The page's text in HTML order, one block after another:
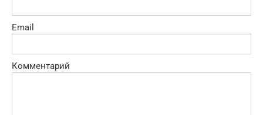
Email
Комментарий